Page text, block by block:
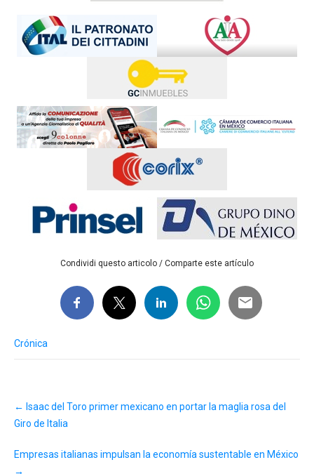
Condividi questo articolo / Comparte este artículo
Crónica
navigation
← Isaac del Toro primer mexicano en portar la maglia rosa del
Giro de Italia
Empresas italianas impulsan la economía sustentable en México
→